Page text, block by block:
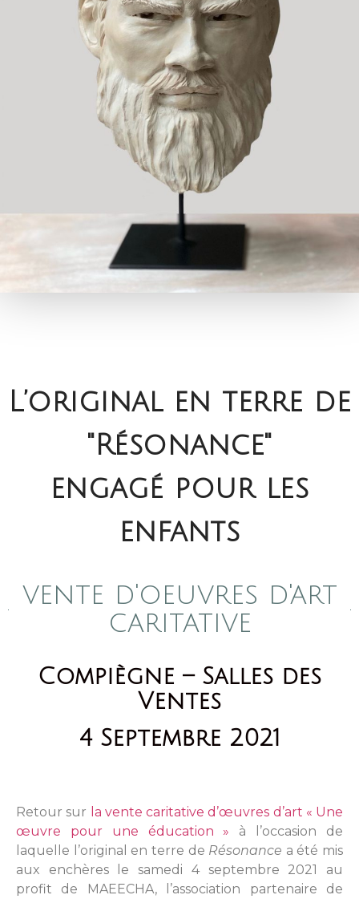
L’original en terre de
"Résonance"
engagé pour les
enfants
vente d'oeuvres d'art
caritative
Compiègne – Salles des
Ventes
4 Septembre 2021
Retour sur la vente caritative d’œuvres d’art « Une
œuvre pour une éducation » à l’occasion de
laquelle l’original en terre de Résonance a été mis
aux enchères le samedi 4 septembre 2021 au
profit de MAEECHA, l’association partenaire de